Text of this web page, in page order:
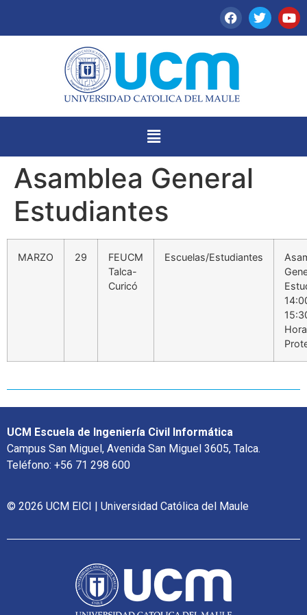
Asamblea General
Estudiantes
MARZO 29
FEUCM
Talca-
Curicó
Escuelas/Estudiantes
UCM Escuela de Ingeniería Civil Informática
Campus San Miguel, Avenida San Miguel 3605, Talca.
Teléfono: +56 71 298 600
© 2026 UCM EICI | Universidad Católica del Maule